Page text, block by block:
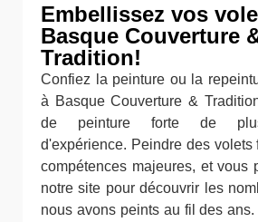
Embellissez vos
Basque Couverture
Tradition!
Confiez la peinture ou la
à Basque Couverture &
de peinture forte de
d'expérience. Peindre des volets
compétences majeures, et vous
notre site pour découvrir les
nous avons peints au fil des